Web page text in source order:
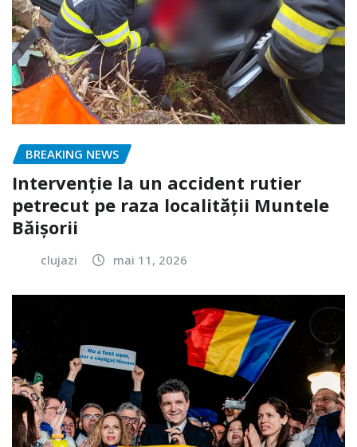
BREAKING NEWS
Intervenție la un accident rutier
petrecut pe raza localității Muntele
Băișorii
clujazi mai 11, 2026